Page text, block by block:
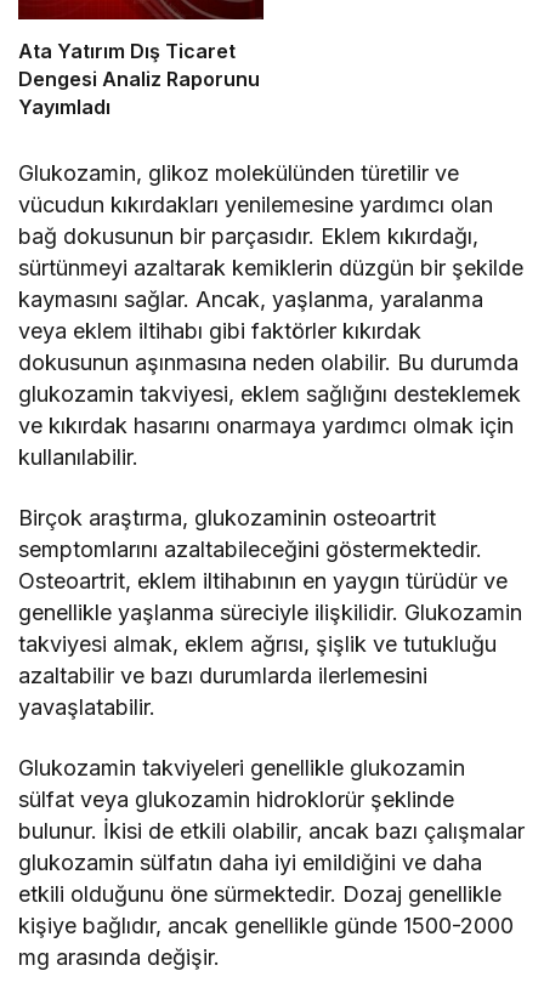
Ata Yatırım Dış Ticaret
Dengesi Analiz Raporunu
Yayımladı
Glukozamin, glikoz molekülünden türetilir ve
vücudun kıkırdakları yenilemesine yardımcı olan
bağ dokusunun bir parçasıdır. Eklem kıkırdağı,
sürtünmeyi azaltarak kemiklerin düzgün bir şekilde
kaymasını sağlar. Ancak, yaşlanma, yaralanma
veya eklem iltihabı gibi faktörler kıkırdak
dokusunun aşınmasına neden olabilir. Bu durumda
glukozamin takviyesi, eklem sağlığını desteklemek
ve kıkırdak hasarını onarmaya yardımcı olmak için
kullanılabilir.
Birçok araştırma, glukozaminin osteoartrit
semptomlarını azaltabileceğini göstermektedir.
Osteoartrit, eklem iltihabının en yaygın türüdür ve
genellikle yaşlanma süreciyle ilişkilidir. Glukozamin
takviyesi almak, eklem ağrısı, şişlik ve tutukluğu
azaltabilir ve bazı durumlarda ilerlemesini
yavaşlatabilir.
Glukozamin takviyeleri genellikle glukozamin
sülfat veya glukozamin hidroklorür şeklinde
bulunur. İkisi de etkili olabilir, ancak bazı çalışmalar
glukozamin sülfatın daha iyi emildiğini ve daha
etkili olduğunu öne sürmektedir. Dozaj genellikle
kişiye bağlıdır, ancak genellikle günde 1500-2000
mg arasında değişir.